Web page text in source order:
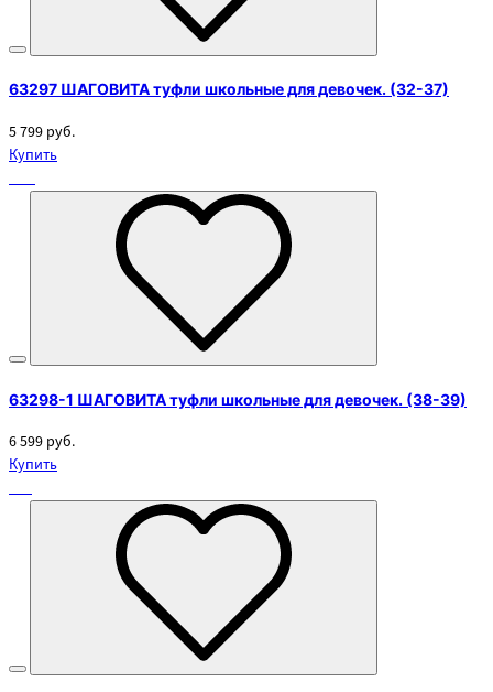
63297 ШАГОВИТА туфли школьные для девочек. (32-37)
5 799 руб.
Купить
63298-1 ШАГОВИТА туфли школьные для девочек. (38-39)
6 599 руб.
Купить